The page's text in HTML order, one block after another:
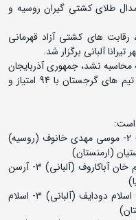
های کشتی آزاد قهرمانی اروپا با 6 مدال طلای کشتی گیران روسیه و
های کشتی آزاد قهرمانی
نشد، جمهوری آذربایجان
با 152 امتیاز بعنوان قهرمانی دست یافت و تیم های گرجستان با 94 امتیاز و
است:
57 کیلوگرم: 1- اسلام بازرگانوف (آذربایجان) 2- موسی مهدی خانوف (روسیه)
61 کیلوگرم: 1- زائور اوگویف (روسیه) 2- زلیم خان آباکاروف (آلبانی) 3- آرسن
65 کیلوگرم: 1- بشیر ماگمادوف (روسیه) 2- اسلام دودایف (آلبانی) 3- اسلام